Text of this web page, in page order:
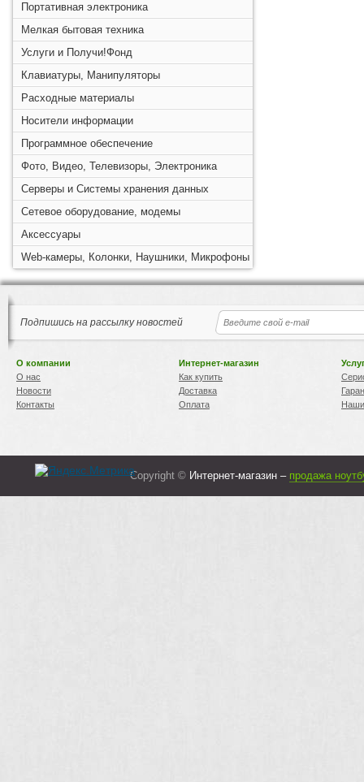
Портативная электроника
Мелкая бытовая техника
Услуги и Получи!Фонд
Клавиатуры, Манипуляторы
Расходные материалы
Носители информации
Программное обеспечение
Фото, Видео, Телевизоры, Электроника
Серверы и Системы хранения данных
Сетевое оборудование, модемы
Аксессуары
Web-камеры, Колонки, Наушники, Микрофоны
Подпишись на рассылку новостей
О компании
О нас
Новости
Контакты
Интернет-магазин
Как купить
Доставка
Оплата
Copyright © Интернет-магазин – продажа